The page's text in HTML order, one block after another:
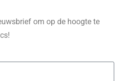
om op de hoogte te